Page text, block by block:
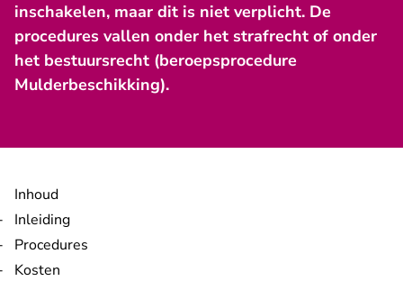
inschakelen, maar dit is niet verplicht. De
procedures vallen onder het strafrecht of onder
het bestuursrecht (beroepsprocedure
Mulderbeschikking).
Inhoud
Inleiding
Procedures
Kosten